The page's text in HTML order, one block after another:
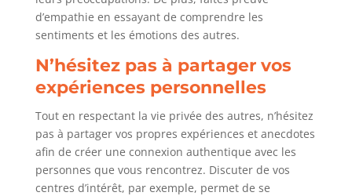
d’empathie en essayant de comprendre les
sentiments et les émotions des autres.
N’hésitez pas à partager vos
expériences personnelles
Tout en respectant la vie privée des autres, n’hésitez
pas à partager vos propres expériences et anecdotes
afin de créer une connexion authentique avec les
personnes que vous rencontrez. Discuter de vos
centres d’intérêt, par exemple, permet de se